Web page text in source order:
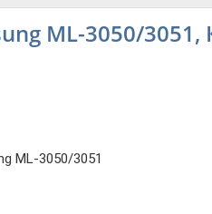
ML-3050/3051,
ML-3050/3051